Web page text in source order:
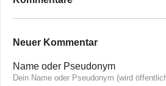
Neuer Kommentar
Name oder Pseudonym
Dein Name oder Pseudonym (wird